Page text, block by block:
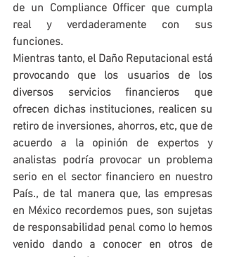
de un Compliance Officer que cumpla
real y verdaderamente con sus
funciones.
Mientras tanto, el Daño Reputacional está
provocando que los usuarios de los
diversos servicios financieros que
ofrecen dichas instituciones, realicen su
retiro de inversiones, ahorros, etc, que de
acuerdo a la opinión de expertos y
analistas podría provocar un problema
serio en el sector financiero en nuestro
País., de tal manera que, las empresas
en México recordemos pues, son sujetas
de responsabilidad penal como lo hemos
venido dando a conocer en otros de